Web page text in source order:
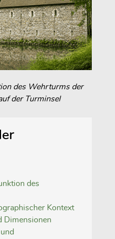
des Wehrturms der
der Turminsel
des
Kontext
Dimensionen